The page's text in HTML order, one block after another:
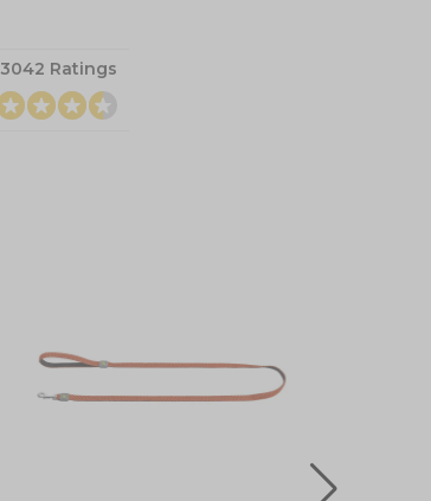
3042 Ratings